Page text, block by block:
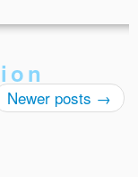
Newer posts →